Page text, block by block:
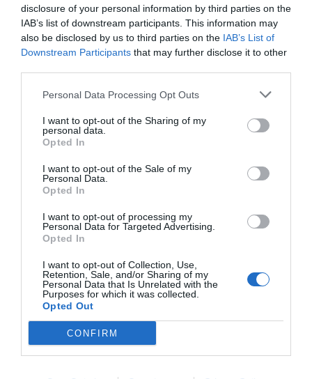
disclosure of your personal information by third parties on the
IAB’s list of downstream participants. This information may
also be disclosed by us to third parties on the IAB’s List of
Downstream Participants that may further disclose it to other
Personal Data Processing Opt Outs
I want to opt-out of the Sharing of my
personal data.
Opted In
I want to opt-out of the Sale of my
Personal Data.
Opted In
I want to opt-out of processing my
Personal Data for Targeted Advertising.
Opted In
I want to opt-out of Collection, Use,
Retention, Sale, and/or Sharing of my
Personal Data that Is Unrelated with the
Purposes for which it was collected.
Opted Out
CONFIRM
Plaza Hotel Catania
TARIFFE
Catania International Airport Hotel
4.08 kmdal centro
Questo hotel ha TARIFFE PRIVATE InItalia Club!
4.35 kmdal centro
Eccezionale 9.5